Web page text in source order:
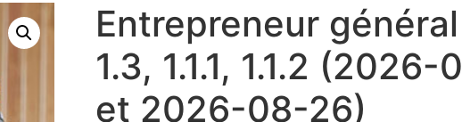
Entrepreneur général
1.3, 1.1.1, 1.1.2
et 2026-08-26)